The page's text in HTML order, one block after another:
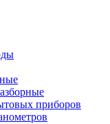
приборов